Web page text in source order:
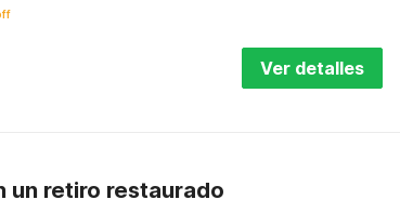
Ver detalles
un retiro restaurado